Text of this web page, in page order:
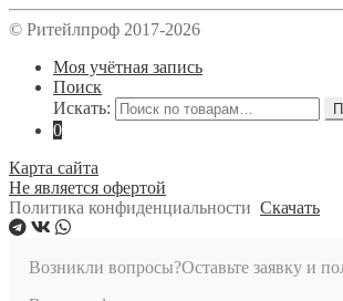
© Ритейлпроф 2017-2026
Моя учётная запись
Поиск
Искать:
0
Карта сайта
Не является офертой
Политика конфиденциальности Скачать
Возникли вопросы?Оставьте заявку и